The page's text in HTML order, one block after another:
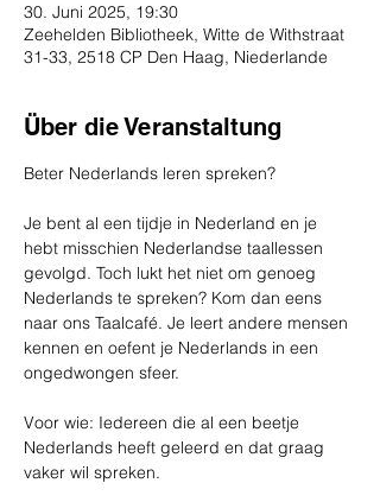
30. Juni 2025, 19:30
Zeehelden Bibliotheek, Witte de Withstraat
31-33, 2518 CP Den Haag, Niederlande
Über die Veranstaltung
Beter Nederlands leren spreken?
Je bent al een tijdje in Nederland en je
hebt misschien Nederlandse taallessen
gevolgd. Toch lukt het niet om genoeg
Nederlands te spreken? Kom dan eens
naar ons Taalcafé. Je leert andere mensen
kennen en oefent je Nederlands in een
ongedwongen sfeer.
Voor wie: Iedereen die al een beetje
Nederlands heeft geleerd en dat graag
vaker wil spreken.